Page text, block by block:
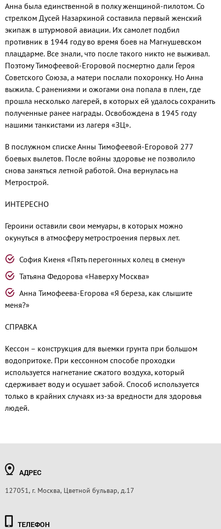
Анна была единственной в полку жен­щиной-пилотом. Со
стрелком Дусей На­заркиной составила первый женский
эки­паж в штурмовой авиации. Их самолет подбил
противник в 1944 году во время боев на Магнушевском
плацдарме. Все знали, что после такого никто не выжи­вал.
Поэтому Тимофеевой-Егоровой по­смертно дали Героя
Советского Союза, а матери послали похоронку. Но Анна
вы­жила. С ранениями и ожогами она попа­ла в плен, где
прошла несколько лагерей, в которых ей удалось сохранить
получен­ные ранее награды. Освобождена в 1945 году
нашими танкистами из лагеря «ЗЦ».
В послужном списке Анны Тимофее­вой-Егоровой 277
боевых вылетов. После войны здоровье не позволило
снова за­няться летной работой. Она вернулась на
Метрострой.
ИНТЕРЕСНО
Героини оставили свои мемуары, в кото­рых можно
окунуться в атмосферу метро­строения первых лет.
София Киеня «Пять перегонных колец в смену»
Татьяна Федорова «Наверху Москва»
Анна Тимофеева-Егорова «Я береза, как слышите
меня?»
СПРАВКА
Кессон – конструкция для выемки грунта при большом
водопритоке. При кессонном способе проходки
используется нагнета­ние сжатого воздуха, который
сдерживает воду и осушает забой. Способ используется
только в крайних случаях из-за вредности для здоровья
людей.
АДРЕС
127051, г. Москва, Цветной бульвар, д.17
ТЕЛЕФОН